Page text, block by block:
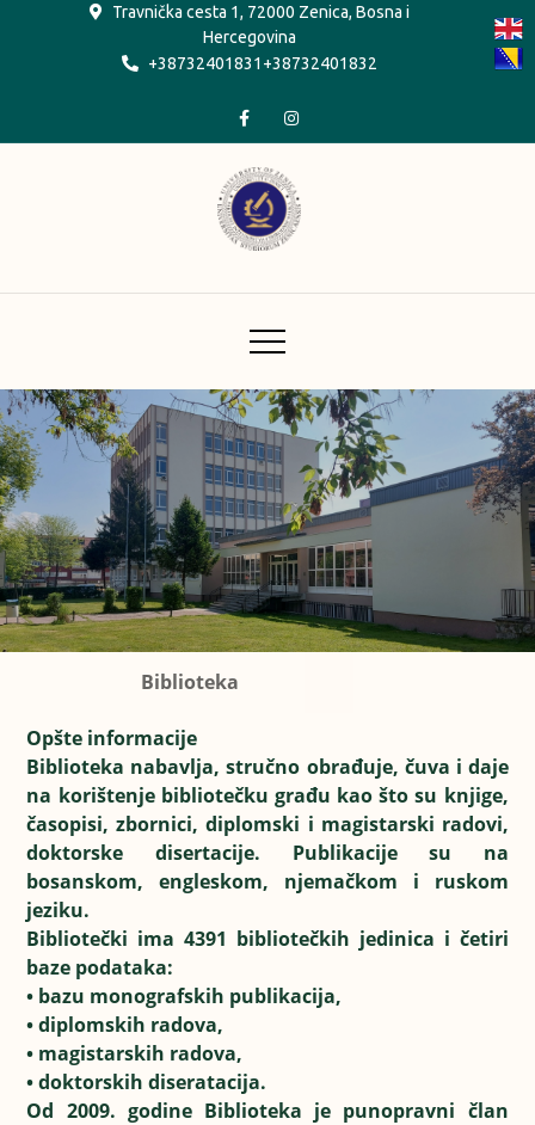
Travnička cesta 1, 72000 Zenica, Bosna i
Hercegovina
+38732401831+38732401832
Biblioteka
Opšte informacije
Biblioteka nabavlja, stručno obrađuje, čuva i daje
na korištenje bibliotečku građu kao što su knjige,
časopisi, zbornici, diplomski i magistarski radovi,
doktorske disertacije. Publikacije su na
bosanskom, engleskom, njemačkom i ruskom
jeziku.
Bibliotečki ima 4391 bibliotečkih jedinica i četiri
baze podataka:
• bazu monografskih publikacija,
• diplomskih radova,
• magistarskih radova,
• doktorskih diseratacija.
Od 2009. godine Biblioteka je punopravni član